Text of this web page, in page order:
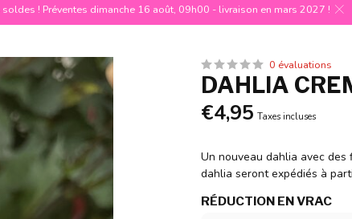
! Préventes dimanche 16 août, 09h00 - livraison en mars 2027 !
0 évaluations
DAHLIA
€4,95 Taxes incluses
Un nouveau dahlia avec
dahlia seront expédiés à
RÉDUCTION EN VRAC